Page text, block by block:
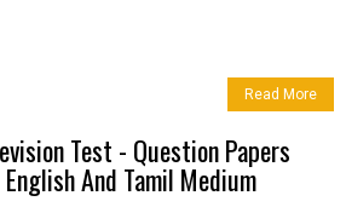
Read More
Test - Question Papers
And Tamil Medium